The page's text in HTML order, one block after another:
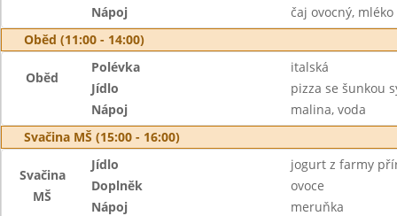
Nápoj
čaj ovocný, mléko
Oběd (11:00 - 14:00)
Oběd
Polévka
italská
Jídlo
pizza se šunkou
Nápoj
malina, voda
Svačina MŠ (15:00 - 16:00)
Svačina
MŠ
Jídlo
jogurt z farmy
Doplněk
ovoce
Nápoj
meruňka